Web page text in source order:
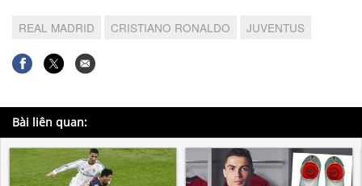
REAL MADRID CRISTIANO RONALDO JUVENTUS
Bài liên quan: